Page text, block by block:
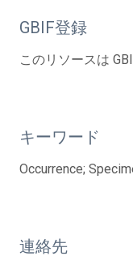
GBIF登録
このリソースは
キーワード
Occurrence;
連絡先